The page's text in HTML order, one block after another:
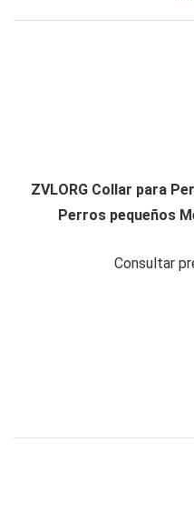
ZVLORG Collar para
Perros pequeños
Consultar